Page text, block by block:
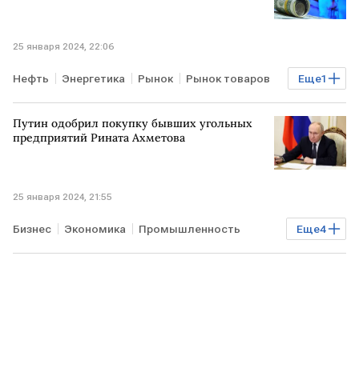
25 января 2024, 22:06
Еще1
Нефть Энергетика Рынок Рынок товаров
МИР
Путин одобрил покупку бывших угольных
предприятий Рината Ахметова
25 января 2024, 21:55
Еще4
Бизнес Экономика Промышленность
РОССИЯ сделка активы покупка активов